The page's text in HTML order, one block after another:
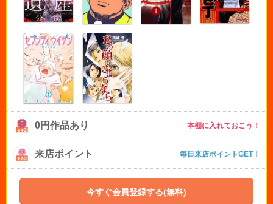
0円作品あり 本棚に入れておこう！
来店ポイント 毎日来店ポイントGET！
今すぐ会員登録する(無料)